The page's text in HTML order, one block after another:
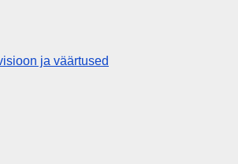
ja väärtused